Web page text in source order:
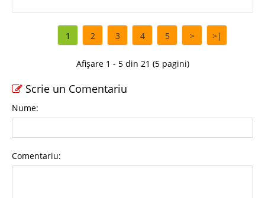
1 2 3 4 5 > >|
Afișare 1 - 5 din 21 (5 pagini)
Scrie un Comentariu
Nume:
Comentariu: